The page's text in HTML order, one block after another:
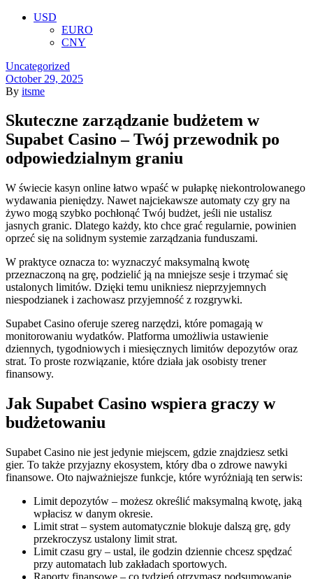
Menu
USD
EURO
CNY
Categories
Uncategorized
October 29, 2025
By itsme
Skuteczne zarządzanie budżetem w
Supabet Casino – Twój przewodnik po
odpowiedzialnym graniu
W świecie kasyn online łatwo wpaść w pułapkę niekontrolowanego
wydawania pieniędzy. Nawet najciekawsze automaty czy gry na
żywo mogą szybko pochłonąć Twój budżet, jeśli nie ustalisz
jasnych granic. Dlatego każdy, kto chce grać regularnie, powinien
oprzeć się na solidnym systemie zarządzania funduszami.
W praktyce oznacza to: wyznaczyć maksymalną kwotę
przeznaczoną na grę, podzielić ją na mniejsze sesje i trzymać się
ustalonych limitów. Dzięki temu unikniesz nieprzyjemnych
niespodzianek i zachowasz przyjemność z rozgrywki.
Supabet Casino oferuje szereg narzędzi, które pomagają w
monitorowaniu wydatków. Platforma umożliwia ustawienie
dziennych, tygodniowych i miesięcznych limitów depozytów oraz
strat. To proste rozwiązanie, które działa jak osobisty trener
finansowy.
Jak Supabet Casino wspiera graczy w
budżetowaniu
Supabet Casino nie jest jedynie miejscem, gdzie znajdziesz setki
gier. To także przyjazny ekosystem, który dba o zdrowe nawyki
finansowe. Oto najważniejsze funkcje, które wyróżniają ten serwis:
Limit depozytów – możesz określić maksymalną kwotę, jaką
wpłacisz w danym okresie.
Limit strat – system automatycznie blokuje dalszą grę, gdy
przekroczysz ustalony limit strat.
Limit czasu gry – ustal, ile godzin dziennie chcesz spędzać
przy automatach lub zakładach sportowych.